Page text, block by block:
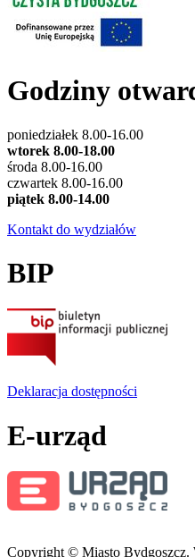
Godziny
poniedziałek 8.00-16.00
wtorek 8.00-18.00
środa 8.00-16.00
czwartek 8.00-16.00
piątek 8.00-14.00
Kontakt do wydziałów
BIP
Deklaracja dostępności
E-urząd
Copyright © Miasto Bydgoszcz.